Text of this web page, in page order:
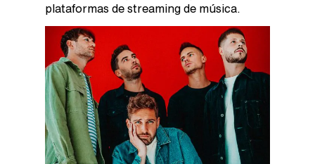
plataformas de streaming de música.